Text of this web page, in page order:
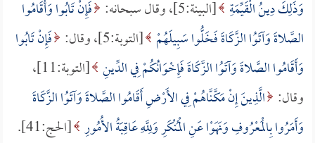
وَذَلِكَ دِينُ الْقَيِّمَةِ [البينة:5]، وقال سبحانه:
فَإِنْ تَابُوا وَأَقَامُوا
الصَّلاةَ وَآتَوُا الزَّكَاةَ فَخَلُّوا سَبِيلَهُمْ [التوبة:5]، وقال:
فَإِنْ تَابُوا
وَأَقَامُوا الصَّلاةَ وَآتَوُا الزَّكَاةَ فَإِخْوَانُكُمْ فِي الدِّينِ
[التوبة:11]،
وقال: الَّذِينَ إِنْ مَكَّنَّاهُمْ فِي الأَرْضِ أَقَامُوا الصَّلاةَ وَآتَوُا الزَّكَاةَ
وَأَمَرُوا بِالْمَعْرُوفِ وَنَهَوْا عَنِ الْمُنْكَرِ وَلِلَّهِ عَاقِبَةُ الأُمُورِ [الحج:41].